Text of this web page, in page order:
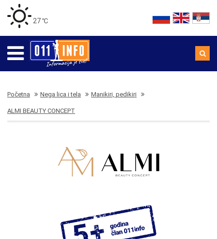
27 ℃
Početna Nega lica i tela Manikiri, pedikiri
ALMI BEAUTY CONCEPT